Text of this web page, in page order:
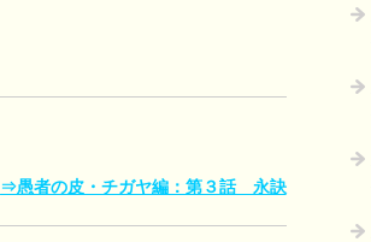
⇒愚者の皮・チガヤ編：第３話 永訣